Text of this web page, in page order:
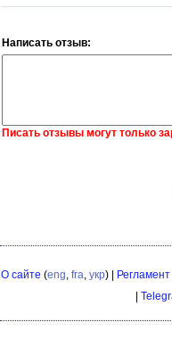
Написать отзыв:
Писать отзывы могут только
О сайте (eng fra укр) | Регламент
|